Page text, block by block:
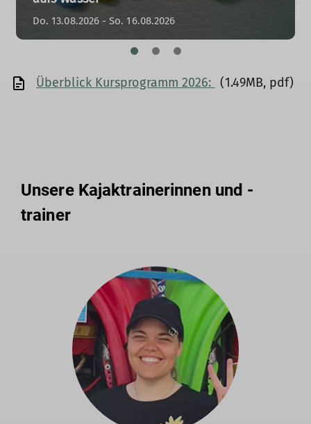
Do. 13.08.2026 - So. 16.08.2026
Überblick Kursprogramm 2026: (1.49MB, pdf)
Unsere Kajaktrainerinnen und -
trainer